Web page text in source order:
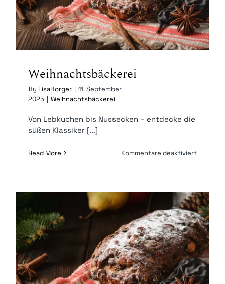
Weihnachtsbäckerei
By LisaHorger | 11. September
2025 | Weihnachtsbäckerei
Von Lebkuchen bis Nussecken – entdecke die
süßen Klassiker [...]
Read More Kommentare deaktiviertfür
Weihnachtsbäckerei